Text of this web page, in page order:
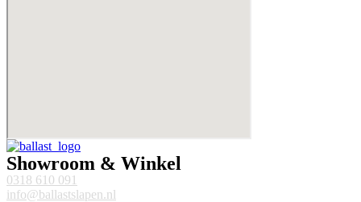
Showroom & Winkel
0318 610 091
info@ballastslapen.nl